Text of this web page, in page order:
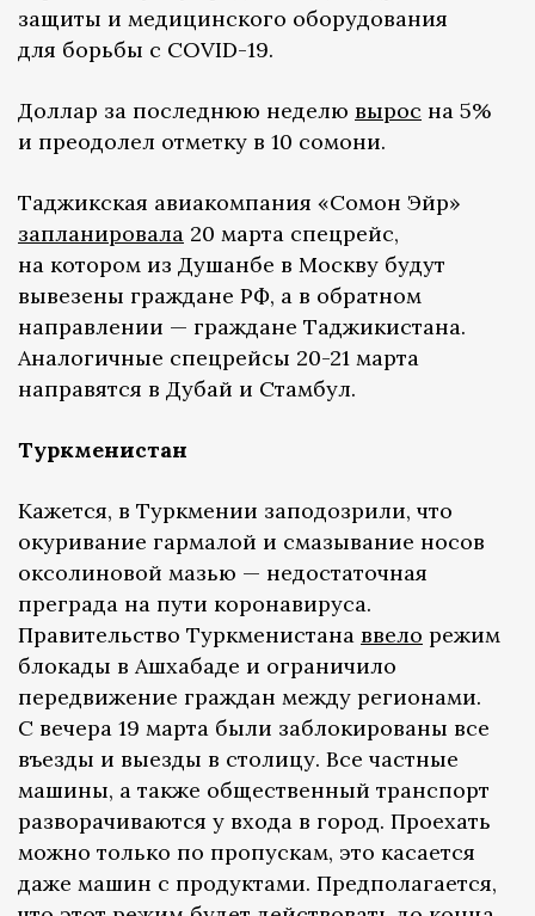
защиты и медицинского оборудования
для борьбы с COVID-19.
Доллар за последнюю неделю вырос на 5%
и преодолел отметку в 10 сомони.
Таджикская авиакомпания «Сомон Эйр»
запланировала 20 марта спецрейс,
на котором из Душанбе в Москву будут
вывезены граждане РФ, а в обратном
направлении — граждане Таджикистана.
Аналогичные спецрейсы 20-21 марта
направятся в Дубай и Стамбул.
Туркменистан
Кажется, в Туркмении заподозрили, что
окуривание гармалой и смазывание носов
оксолиновой мазью — недостаточная
преграда на пути коронавируса.
Правительство Туркменистана ввело режим
блокады в Ашхабаде и ограничило
передвижение граждан между регионами.
С вечера 19 марта были заблокированы все
въезды и выезды в столицу. Все частные
машины, а также общественный транспорт
разворачиваются у входа в город. Проехать
можно только по пропускам, это касается
даже машин с продуктами. Предполагается,